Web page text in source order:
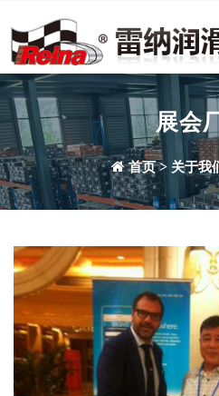
展会
首页> 关于我